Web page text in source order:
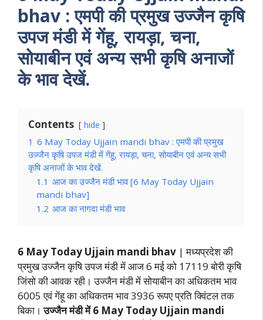
bhav : एमपी की प्रमुख उज्जैन कृषि
उपज मंडी में गेंहू, रायड़ा, चना,
सोयाबीन एवं अन्य सभी कृषि अनाजों
के भाव देखें.
Contents hide
1 6 May Today Ujjain mandi bhav : एमपी की प्रमुख
उज्जैन कृषि उपज मंडी में गेंहू, रायड़ा, चना, सोयाबीन एवं अन्य सभी
कृषि अनाजों के भाव देखें.
1.1 आज का उज्जैन मंडी भाव [6 May Today Ujjain
mandi bhav]
1.2 आज का नागदा मंडी भाव
6 May Today Ujjain mandi bhav | मध्यप्रदेश की
प्रमुख उज्जैन कृषि उपज मंडी में आज 6 मई को 17119 बोरी कृषि
जिंसो की आवक रही। उज्जैन मंडी में सोयाबीन का अधिकतम भाव
6005 एवं गेंहू का अधिकतम भाव 3936 रूपए प्रति क्विंटल तक
बिका।उज्जैन मंडी में 6 May Today Ujjain mandi